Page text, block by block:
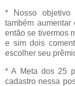
* Nosso objetivo
também
então se tivermos
e sim dois
escolher seu
* A Meta dos 25
cadastro nessa